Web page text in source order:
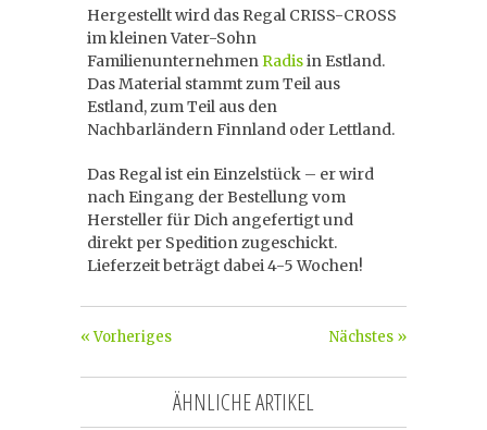
Hergestellt wird das Regal CRISS-CROSS
im kleinen Vater-Sohn
FamilienunternehmenRadisin Estland.
Das Material stammt zum Teil aus
Estland, zum Teil aus den
Nachbarländern Finnland oder Lettland.
Das Regal ist ein Einzelstück – er wird
nach Eingang der Bestellung vom
Hersteller für Dich angefertigt und
direkt per Spedition zugeschickt.
Lieferzeit beträgt dabei 4-5 Wochen!
Nächstes »
« Vorheriges
ÄHNLICHE ARTIKEL